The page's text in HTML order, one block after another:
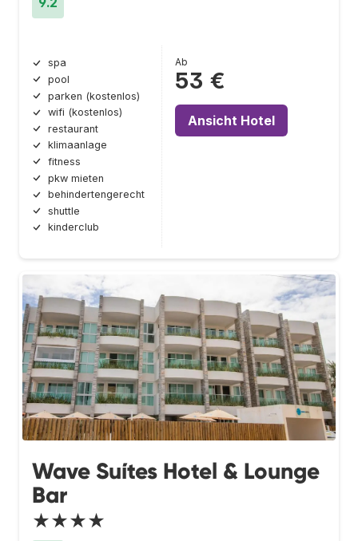
spa
pool
parken (kostenlos)
wifi (kostenlos)
restaurant
klimaanlage
fitness
pkw mieten
behindertengerecht
shuttle
kinderclub
Ab
53 €
Ansicht Hotel
Wave Suítes Hotel & Lounge
Bar
★★★★